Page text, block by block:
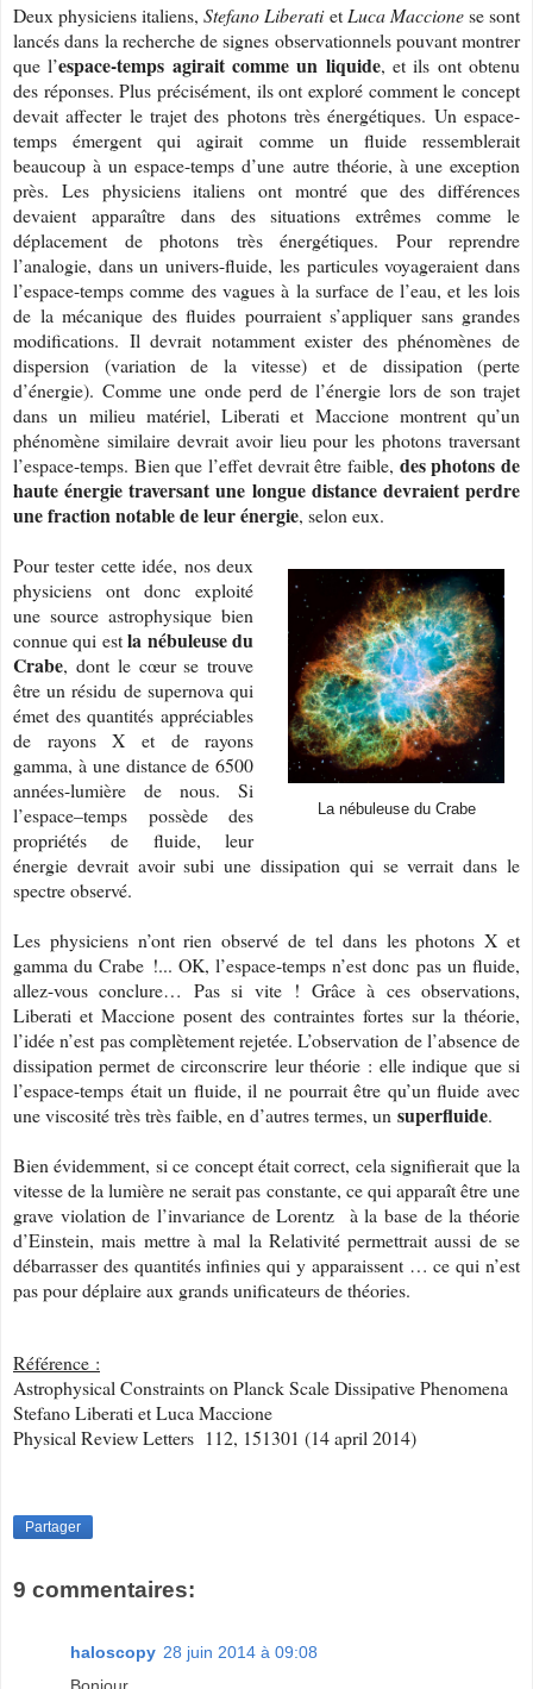
Deux physiciens italiens,Stefano LiberatietLuca Maccionese sont
lancés dans la recherche de signes observationnels pouvant montrer
que l’espace-temps agirait comme un liquide, et ils ont obtenu
des réponses. Plus précisément, ils ont exploré comment le concept
devait affecter le trajet des photons très énergétiques. Un espace-
temps émergent qui agirait comme un fluide ressemblerait
beaucoup à un espace-temps d’une autre théorie, à une exception
près. Les physiciens italiens ont montré que des différences
devaient apparaître dans des situations extrêmes comme le
déplacement de photons très énergétiques. Pour reprendre
l’analogie, dans un univers-fluide, les particules voyageraient dans
l’espace-temps comme des vagues à la surface de l’eau, et les lois
de la mécanique des fluides pourraient s’appliquer sans grandes
modifications. Il devrait notamment exister des phénomènes de
dispersion (variation de la vitesse) et de dissipation (perte
d’énergie). Comme une onde perd de l’énergie lors de son trajet
dans un milieu matériel, Liberati et Maccione montrent qu’un
phénomène similaire devrait avoir lieu pour les photons traversant
l’espace-temps. Bien que l’effet devrait être faible, des photons de
haute énergie traversant une longue distance devraient perdre
une fraction notable de leur énergie, selon eux.
La nébuleuse du Crabe
Pour tester cette idée, nos deux
physiciens ont donc exploité
une source astrophysique bien
connue qui estla nébuleuse du
Crabe, dont le cœur se trouve
être un résidu de supernova qui
émet des quantités appréciables
de rayons X et de rayons
gamma, à une distance de 6500
années-lumière de nous. Si
l’espace–temps possède des
propriétés de fluide, leur
énergie devrait avoir subi une dissipation qui se verrait dans le
spectre observé.
Les physiciens n’ont rien observé de tel dans les photons X et
gamma du Crabe !... OK, l’espace-temps n’est donc pas un fluide,
allez-vous conclure… Pas si vite ! Grâce à ces observations,
Liberati et Maccione posent des contraintes fortes sur la théorie,
l’idée n’est pas complètement rejetée. L’observation de l’absence de
dissipation permet de circonscrire leur théorie : elle indique que si
l’espace-temps était un fluide, il ne pourrait être qu’un fluide avec
une viscosité très très faible, en d’autres termes, un superfluide.
Bien évidemment, si ce concept était correct, cela signifierait que la
vitesse de la lumière ne serait pas constante, ce qui apparaît être une
grave violation de l’invariance de Lorentz à la base de la théorie
d’Einstein, mais mettre à mal la Relativité permettrait aussi de se
débarrasser des quantités infinies qui y apparaissent … ce qui n’est
pas pour déplaire aux grands unificateurs de théories.
Référence :
Astrophysical Constraints on Planck Scale Dissipative Phenomena
Stefano Liberati et Luca Maccione
Physical Review Letters 112, 151301 (14 april 2014)
Partager
9 commentaires:
haloscopy 28 juin 2014 à 09:08
Bonjour,